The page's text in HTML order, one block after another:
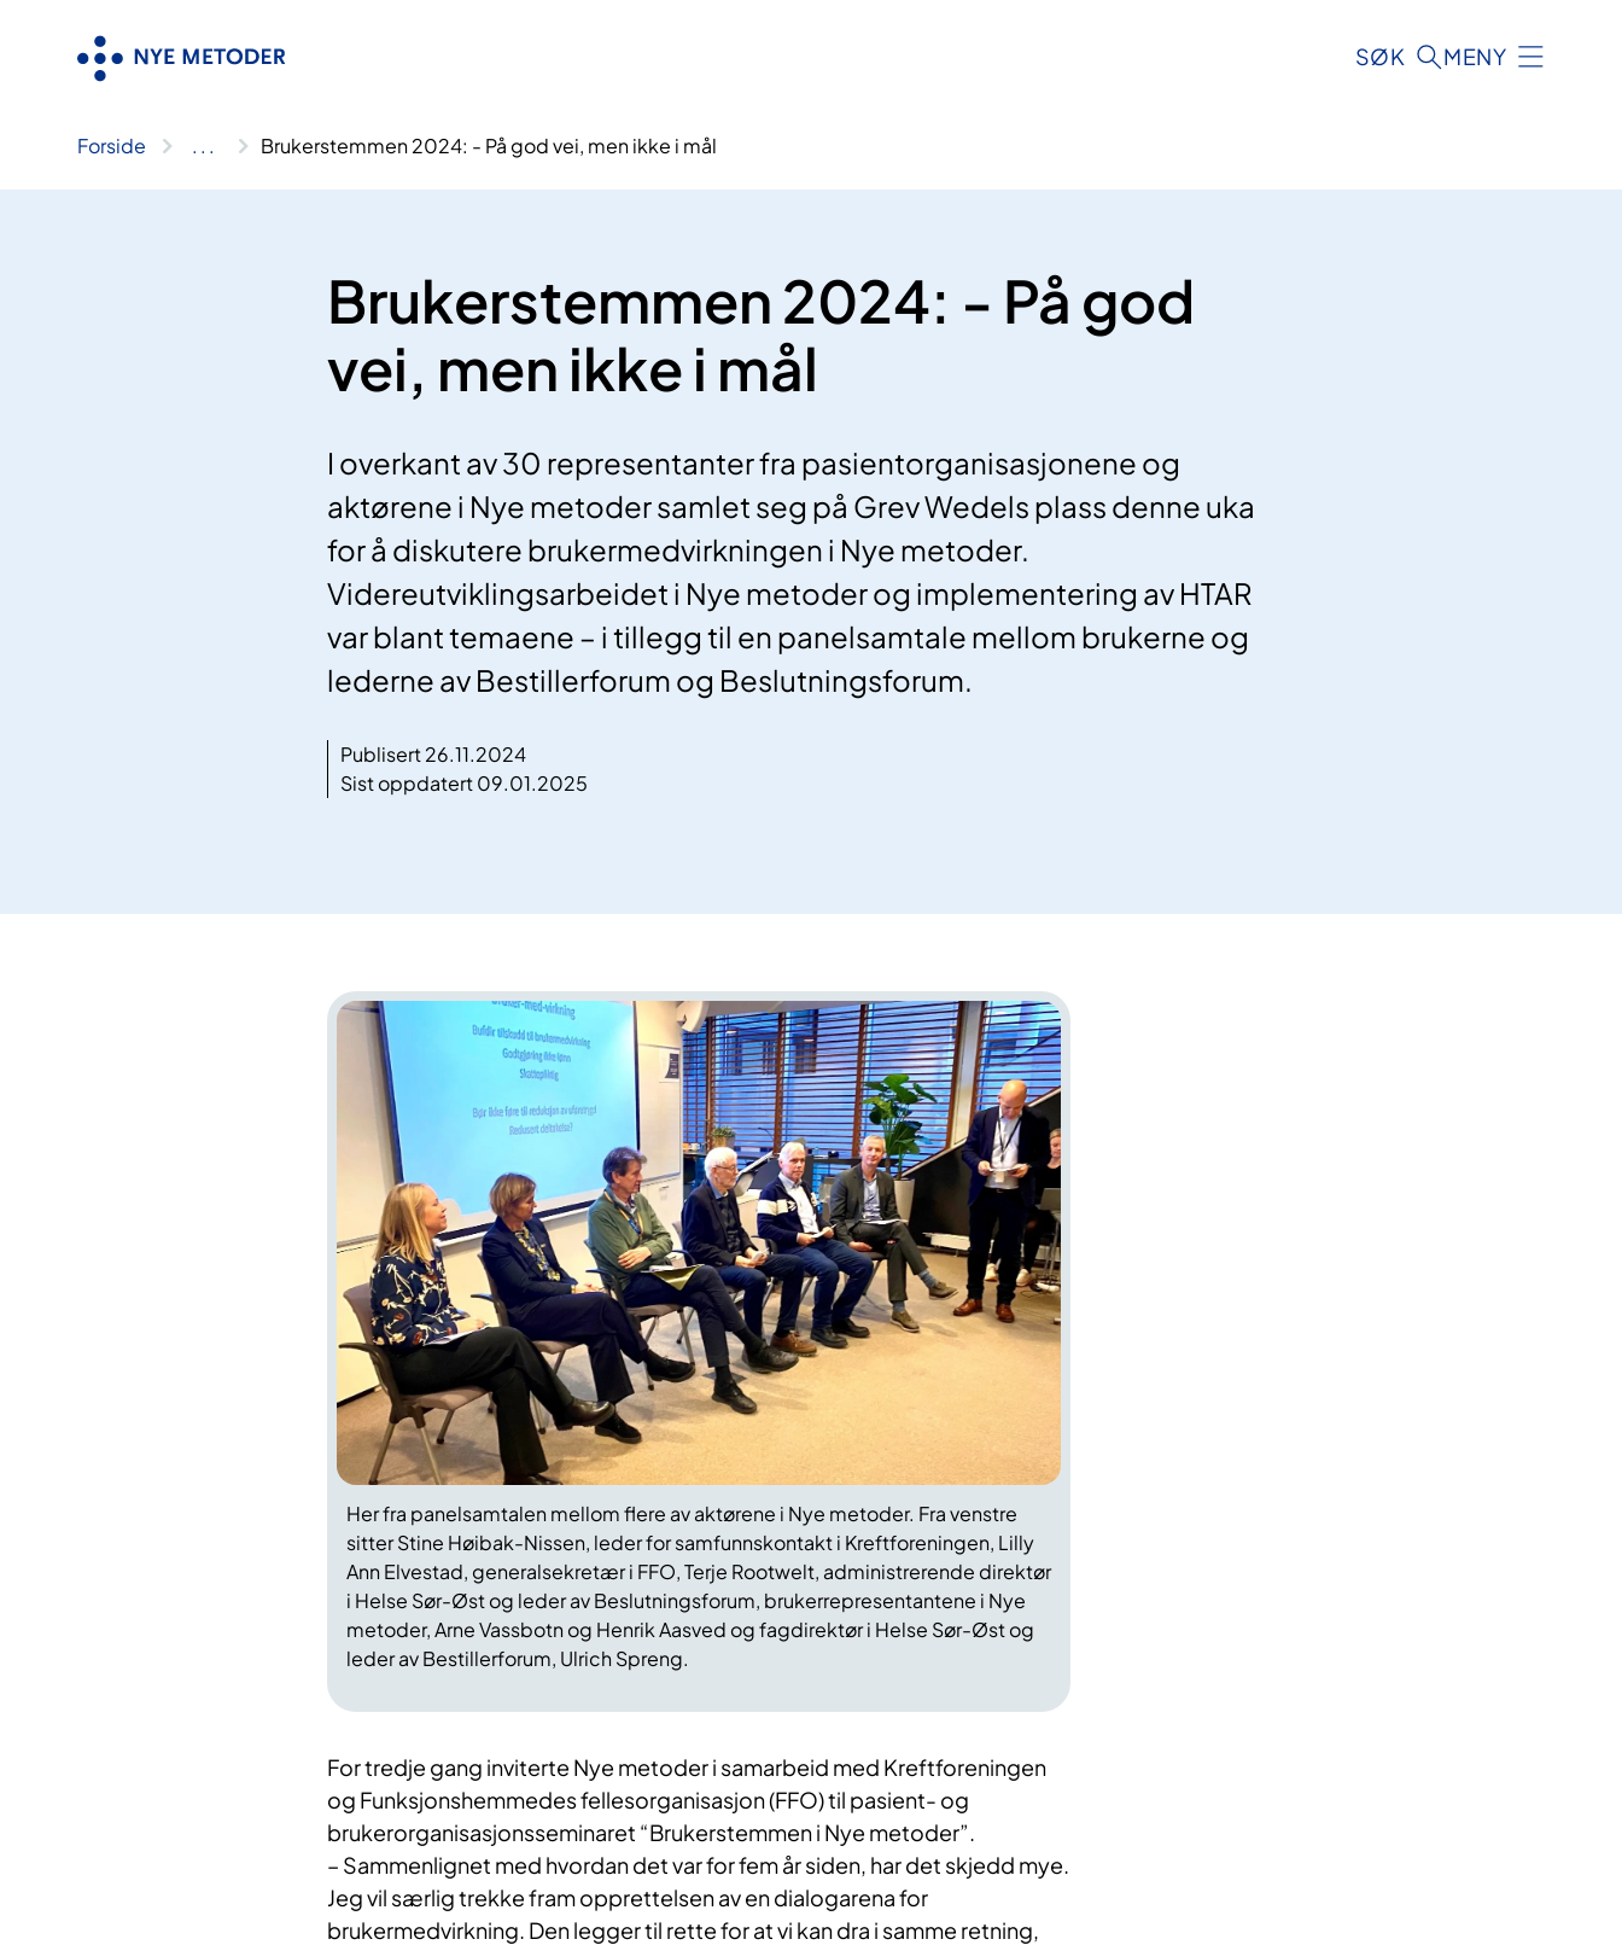
SØK MENY
Forside .. . Brukerstemmen 2024: - På god vei, men ikke i mål
Brukerstemmen 2024: - På god
vei, men ikke i mål
I overkant av 30 representanter fra pasientorganisasjonene og
aktørene i Nye metoder samlet seg på Grev Wedels plass denne uka
for å diskutere brukermedvirkningen i Nye metoder.
Videreutviklingsarbeidet i Nye metoder og implementering av HTAR
var blant temaene – i tillegg til en panelsamtale mellom brukerne og
lederne av Bestillerforum og Beslutningsforum.
Publisert 26.11.2024
Sist oppdatert 09.01.2025
Her fra panelsamtalen mellom flere av aktørene i Nye metoder. Fra venstre
sitter Stine Høibak-Nissen, leder for samfunnskontakt i Kreftforeningen, Lilly
Ann Elvestad, generalsekretær i FFO, Terje Rootwelt, administrerende direktør
i Helse Sør-Øst og leder av Beslutningsforum, brukerrepresentantene i Nye
metoder, Arne Vassbotn og Henrik Aasved og fagdirektør i Helse Sør-Øst og
leder av Bestillerforum, Ulrich Spreng.
For tredje gang inviterte Nye metoder i samarbeid med Kreftforeningen
og Funksjonshemmedes fellesorganisasjon (FFO) til pasient- og
brukerorganisasjonsseminaret “Brukerstemmen i Nye metoder”.
– Sammenlignet med hvordan det var for fem år siden, har det skjedd mye.
Jeg vil særlig trekke fram opprettelsen av en dialogarena for
brukermedvirkning. Den legger til rette for at vi kan dra i samme retning,